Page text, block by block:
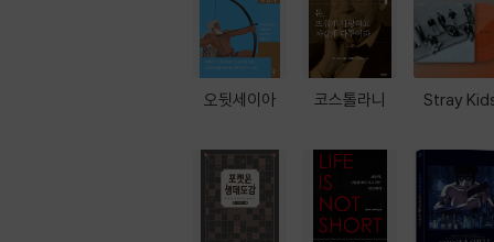
오뒷세이아 코스톨라니 Stray